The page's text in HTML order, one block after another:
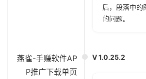
后，段落中的
的问题。
燕雀-手赚软件AP
P推广下载单页
V 1.0.25.2